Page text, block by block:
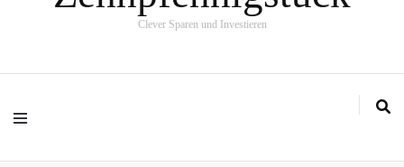
Clever Sparen und Investieren